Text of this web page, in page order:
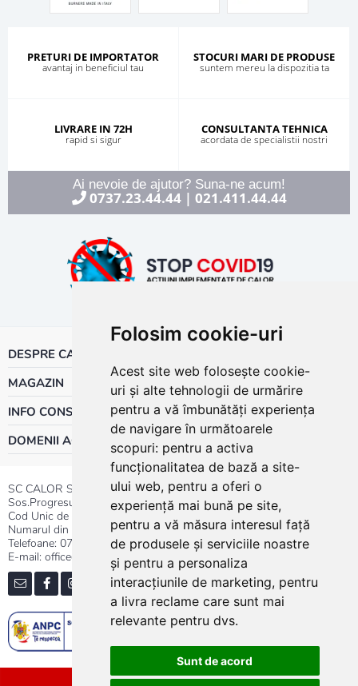
Folosim cookie-uri
Acest site web folosește cookie-
uri și alte tehnologii de urmărire
pentru a vă îmbunătăți experiența
de navigare în următoarele
scopuri: pentru a activa
funcționalitatea de bază a site-
ului web, pentru a oferi o
experiență mai bună pe site,
pentru a vă măsura interesul față
de produsele și serviciile noastre
și pentru a personaliza
interacțiunile de marketing, pentru
a livra reclame care sunt mai
relevante pentru dvs.
Sunt de acord
PRETURI DE IMPORTATOR
avantaj in beneficiul tau
STOCURI MARI DE PRODUSE
suntem mereu la dispozitia ta
LIVRARE IN 72H
rapid si sigur
CONSULTANTA TEHNICA
acordata de specialistii nostri
Ai nevoie de ajutor? Suna-ne acum!
0737.23.44.44| 021.411.44.44
DESPRE CALOR
MAGAZIN
INFO CONSUMATOR
DOMENII ACTIVITATE
SC CALOR SRL
Sos.Progresului nr.30-40, Sector 5, Bucuresti
Cod Unic de Inregistrare: RO 3004724
Numarul din Registrul Comertului:J40/13176/1991
Telefoane: 0737.23.44.44|021.411.44.44
E-mail: office@calor.ro